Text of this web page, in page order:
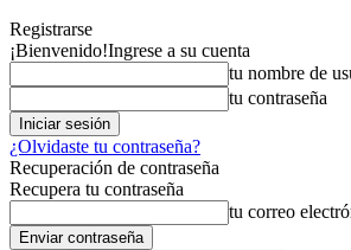
Registrarse
¡Bienvenido!Ingrese a su cuenta
tu nombre de
tu contraseña
¿Olvidaste tu contraseña?
Recuperación de contraseña
Recupera tu contraseña
tu correo